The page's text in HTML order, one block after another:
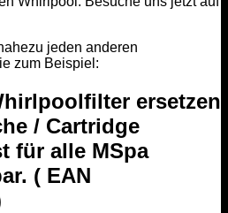
jeden anderen
zum Beispiel:
ersetzen
/ Cartridge
für alle MSpa
( EAN